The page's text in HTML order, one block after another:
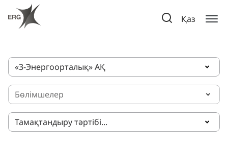
Қаз
«3-Энергоорталық» АҚ
Бөлімшелер
Тамақтандыру тәртібі...